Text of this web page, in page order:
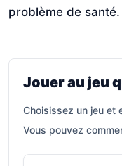
problème de santé.
Jouer au jeu
Choisissez un jeu et
Vous pouvez